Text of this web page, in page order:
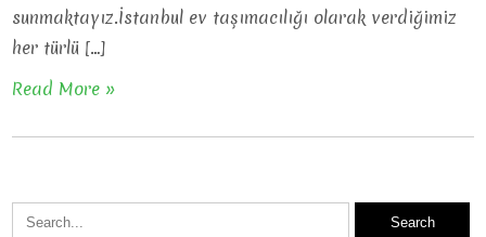
sunmaktayız.İstanbul ev taşımacılığı olarak verdiğimiz
her türlü […]
Read More »